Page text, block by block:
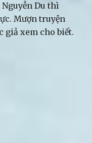
Du thì
Mượn truyện
giả xem cho biết.